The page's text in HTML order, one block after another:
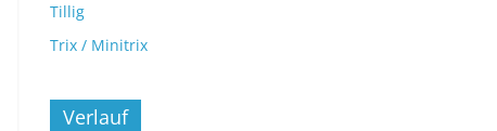
Tillig
Trix / Minitrix
Verlauf